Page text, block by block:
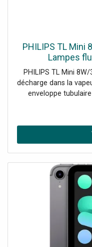
PHILIPS TL Mini
Lampes
PHILIPS TL Mini
décharge dans la
enveloppe
Diamètre: 16 mm,
Consommation
couleur: 4000 K,
lumineux: 380
Classe
Réflecteur interne:
contre les éclats:
rapide: oui,
intégral: non, Adapté
lampes de secours:
applications à
lampe: T5, Forme